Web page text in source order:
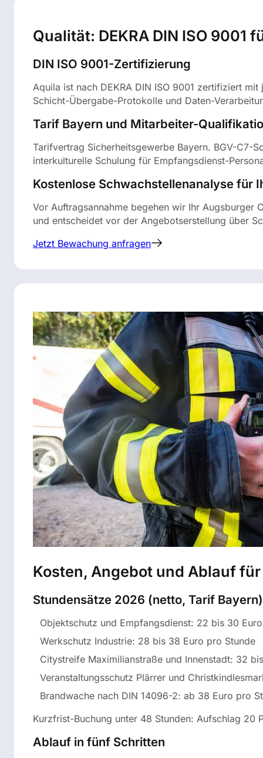
Qualität: DEKRA DIN ISO 9001
DIN ISO 9001-Zertifizierung
Aquila ist nach DEKRA DIN ISO 9001 zertifiziert
Schicht-Übergabe-Protokolle und Daten-
Tarif Bayern und Mitarbeiter-
Tarifvertrag Sicherheitsgewerbe Bayern. BGV-C7-
interkulturelle Schulung für Empfangsdienst-
Kostenlose Schwachstellenanalyse für
Vor Auftragsannahme begehen wir Ihr Augsburger
und entscheidet vor der Angebotserstellung über
Jetzt Bewachung anfragen
Kosten, Angebot und Ablauf
Stundensätze 2026 (netto, Tarif Bayern)
Objektschutz und Empfangsdienst: 22 bis 30
Werkschutz Industrie: 28 bis 38 Euro pro Stunde
Citystreife Maximilianstraße und Innenstadt: 32
Veranstaltungsschutz Plärrer und
Brandwache nach DIN 14096-2: ab 38 Euro pro
Kurzfrist-Buchung unter 48 Stunden: Aufschlag
Ablauf in fünf Schritten